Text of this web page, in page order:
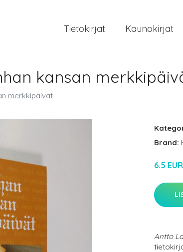
Tietokirjat Kaunokirjat
kansan
merkkipäivät
Brand:
6.5 EUR
Antto